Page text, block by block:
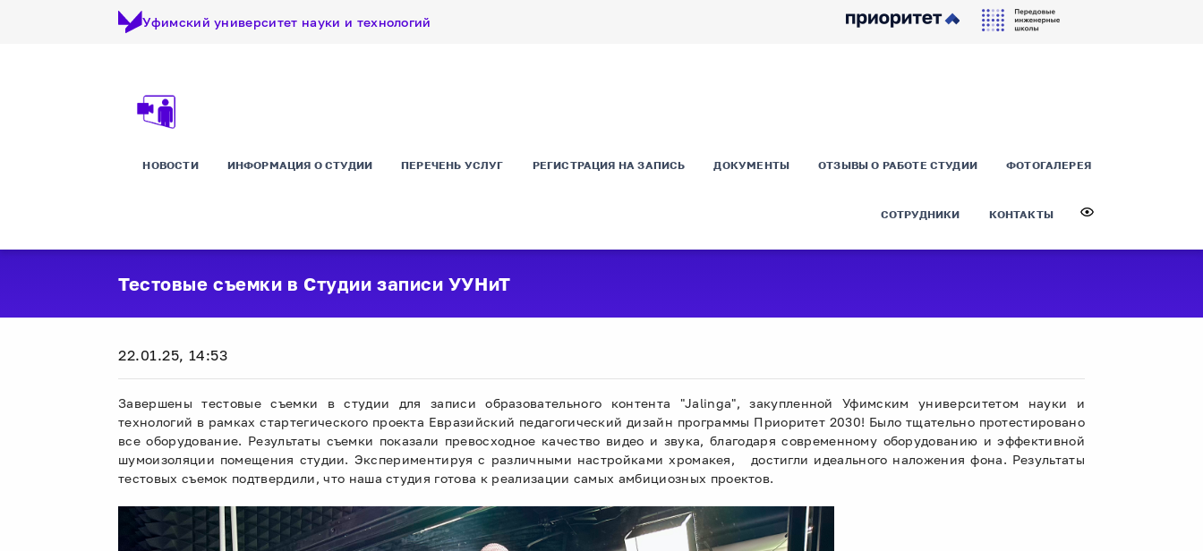
Уфимский университет науки и технологий
НОВОСТИ ИНФОРМАЦИЯ О СТУДИИ ПЕРЕЧЕНЬ УСЛУГ РЕГИСТРАЦИЯ НА ЗАПИСЬ ДОКУМЕНТЫ ОТЗЫВЫ О РАБОТЕ СТУДИИ ФОТОГАЛЕРЕЯ
СОТРУДНИКИ КОНТАКТЫ
Тестовые съемки в Студии записи УУНиТ
22.01.25, 14:53
Завершены тестовые съемки в студии для записи образовательного контента "Jalinga", закупленной Уфимским университетом науки и
технологий в рамках стартегического проекта Евразийский педагогический дизайн программы Приоритет 2030! Было тщательно протестировано
все оборудование. Результаты съемки показали превосходное качество видео и звука, благодаря современному оборудованию и эффективной
шумоизоляции помещения студии. Экспериментируя с различными настройками хромакея, достигли идеального наложения фона. Результаты
тестовых съемок подтвердили, что наша студия готова к реализации самых амбициозных проектов.